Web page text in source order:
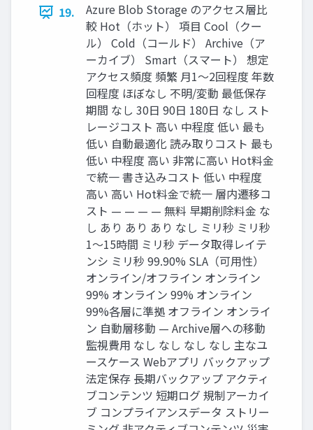
19.
Azure Blob Storage のアクセス層比
較 Hot（ホット） 項目 Cool（クー
ル） Cold（コールド） Archive（ア
ーカイブ） Smart（スマート） 想定
アクセス頻度 頻繁 月1〜2回程度 年数
回程度 ほぼなし 不明/変動 最低保存
期間 なし 30日 90日 180日 なし スト
レージコスト 高い 中程度 低い 最も
低い 自動最適化 読み取りコスト 最も
低い 中程度 高い 非常に高い Hot料金
で統一 書き込みコスト 低い 中程度
高い 高い Hot料金で統一 層内遷移コ
スト — — — — 無料 早期削除料金 な
し あり あり あり なし ミリ秒 ミリ秒
1〜15時間 ミリ秒 データ取得レイテ
ンシ ミリ秒 99.90% SLA（可用性）
オンライン/オフライン オンライン
99% オンライン 99% オンライン
99%各層に準拠 オフライン オンライ
ン 自動層移動 — Archive層への移動
監視費用 なし なし なし なし 主なユ
ースケース Webアプリ バックアップ
法定保存 長期バックアップ アクティ
ブコンテンツ 短期ログ 規制アーカイ
ブ コンプライアンスデータ ストリー